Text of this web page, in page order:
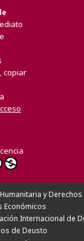
copiar
y Derechos
Económicos
Internacional de
de Deusto